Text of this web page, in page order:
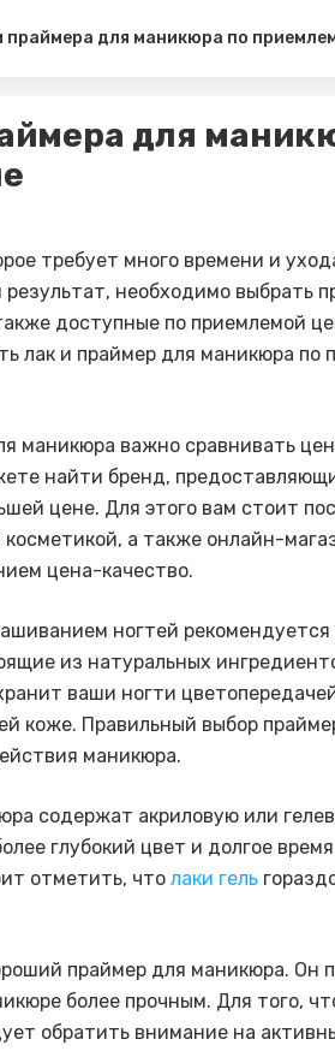
праймера для маникюра по
для
требует много времени и
необходимо выбрать
доступные по приемлемой
лак и праймер для маникюра по
маникюра важно сравнивать
найти бренд,
цене. Для этого вам стоит
а также онлайн-
цена-качество.
ногтей
из натуральных
ваши ногти
коже. Правильный выбор
маникюра.
содержат акриловую или
глубокий цвет и долгое
отметить, что лаки гель
праймер для маникюра. Он
более прочным. Для того,
обратить внимание на